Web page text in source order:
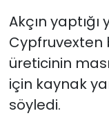
Akçın yaptığı
Cypfruvexten
üreticinin
için kaynak
söyledi.
YAŞAM
Yazarlar